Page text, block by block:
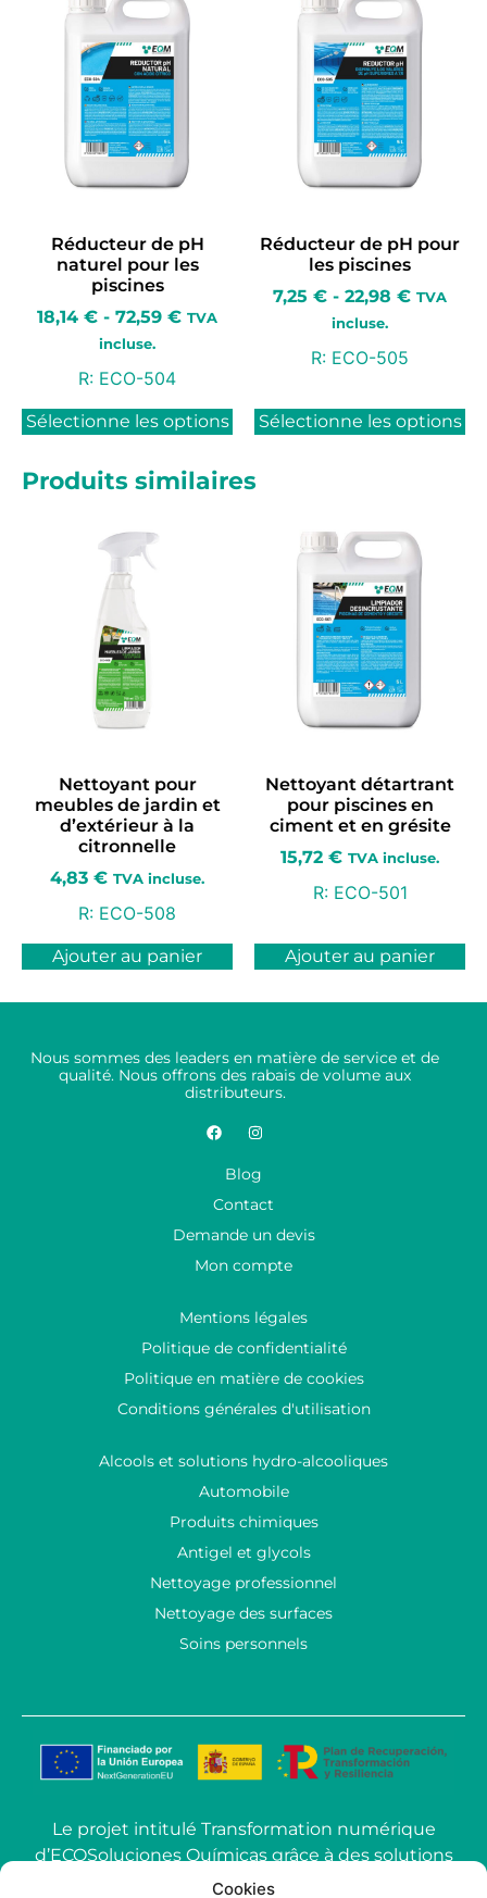
Cookies
Réducteur de pH
naturel pour les
piscines
18,14 € - 72,59 € TVA
incluse.
R: ECO-504
Sélectionne les options
Réducteur de pH pour
les piscines
7,25 € - 22,98 € TVA
incluse.
R: ECO-505
Sélectionne les options
Produits similaires
Nettoyant pour
meubles de jardin et
d’extérieur à la
citronnelle
4,83 € TVA incluse.
R: ECO-508
Ajouter au panier
Nettoyant détartrant
pour piscines en
ciment et en grésite
15,72 € TVA incluse.
R:ECO-501
Ajouter au panier
Nous sommes des leaders en matière de service et de
qualité. Nous offrons des rabais de volume aux
distributeurs.
Blog
Contact
Demande un devis
Mon compte
Mentions légales
Politique de confidentialité
Politique en matière de cookies
Conditions générales d'utilisation
Alcools et solutions hydro-alcooliques
Automobile
Produits chimiques
Antigel et glycols
Nettoyage professionnel
Nettoyage des surfaces
Soins personnels
Le projet intitulé Transformation numérique
d’ECOSoluciones Químicas grâce à des solutions
d’IA avancées mené par ECOSOLUCIONES